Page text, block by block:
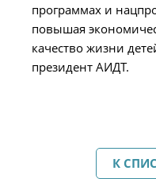
программах и
повышая
качество жизни
президент АИДТ.
К